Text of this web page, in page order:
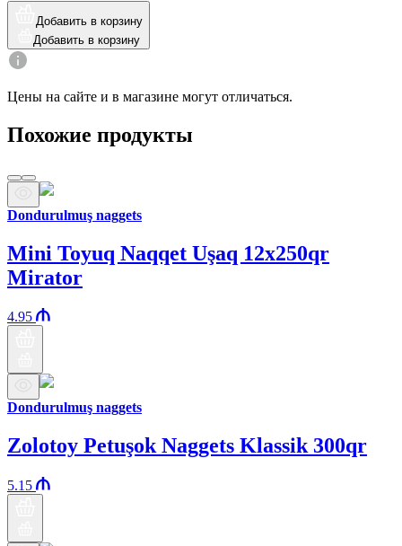
Добавить в корзину
Добавить в корзину
Цены на сайте и в магазине могут отличаться.
Похожие продукты
Dondurulmuş naggets
Mini Toyuq Naqqet Uşaq 12x250qr
Mirator
4.95
Dondurulmuş naggets
Zolotoy Petuşok Naggets Klassik 300qr
5.15